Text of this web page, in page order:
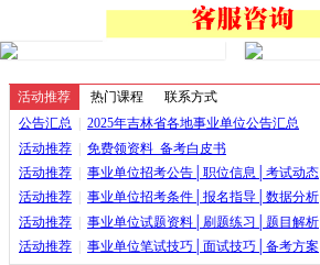
活动推荐 热门课程 联系方式
公告汇总
2025年吉林省各地事业单位公告汇总
活动推荐
免费领资料_备考白皮书
活动推荐
事业单位招考公告│职位信息│考试动态
活动推荐
事业单位招考条件│报名指导│数据分析
活动推荐
事业单位试题资料│刷题练习│题目解析
活动推荐
事业单位笔试技巧│面试技巧│备考方案